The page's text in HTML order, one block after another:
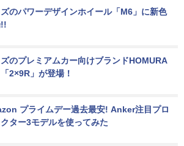
のパワーデザインホイール「M6」に新色
のプレミアムカー向けブランドHOMURA
2×9R」が登場！
プライムデー過去最安! Anker注目プロ
ター3モデルを使ってみた